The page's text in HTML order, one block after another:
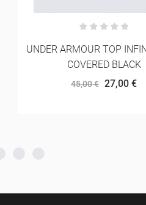
COMPRESSPORT FREE
2.0
45,00 € 40,50 €